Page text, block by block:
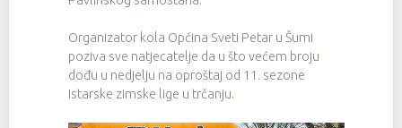
Organizator kola Općina Sveti Petar u Šumi
poziva sve natjecatelje da u što većem broju
dođu u nedjelju na oproštaj od 11. sezone
Istarske zimske lige u trčanju.